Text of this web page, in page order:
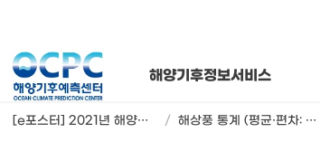
해양기후정보서비스
[e포스터] 2021년 해양기후 상태와 추세 변동 / 해상풍 통계 (평균·편차: m/s, 추세: m/s/10년, 순위: 1991~2021년 중 상위)